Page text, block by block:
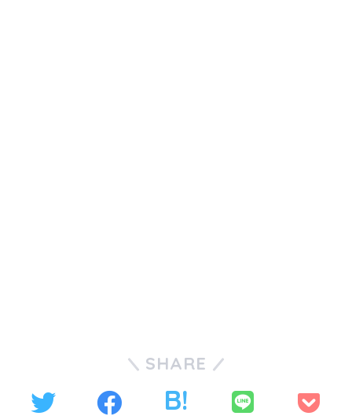
SHARE